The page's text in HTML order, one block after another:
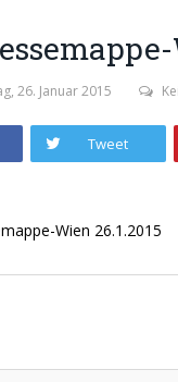
26. Januar 2015
Tweet
Wien 26.1.2015